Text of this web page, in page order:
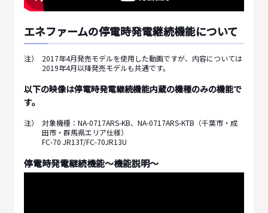
エネファームの停電時発電継続機能について
注）
2017年4月発売モデルを使用した動画ですが、内容については
2019年4月以降発売モデルも共通です。
以下の映像は停電時発電継続機能内蔵の機種のみの機能で
す。
注）
対象機種：NA-0717ARS-KB、NA-0717ARS-KTB（千葉市・成
田市・群馬県エリア仕様）
FC-70 JR13T/FC-70JR13U
停電時発電継続機能～機能説明～